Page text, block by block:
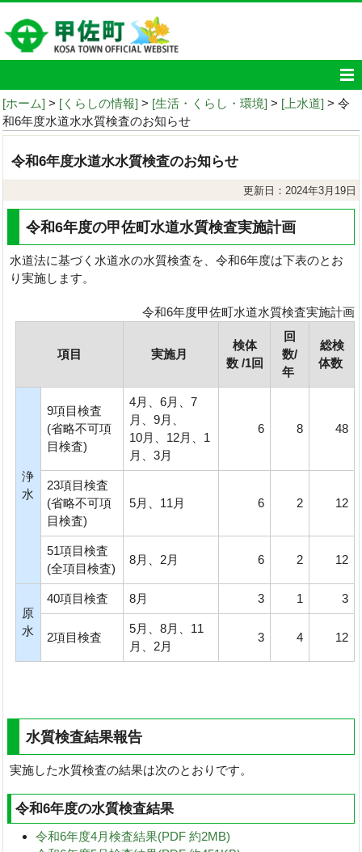
[ホーム] > [くらしの情報] > [生活・くらし・環境] > [上水道] > 令
和6年度水道水水質検査のお知らせ
令和6年度水道水水質検査のお知らせ
更新日：2024年3月19日
令和6年度の甲佐町水道水質検査実施計画
水道法に基づく水道水の水質検査を、令和6年度は下表のとお
り実施します。
令和6年度甲佐町水道水質検査実施計画
項目 実施月
検体
数 /1回
回
数/
年
総検
体数
浄
水
9項目検査
(省略不可項
目検査)
4月、6月、7
月、9月、
10月、12月、1
月、3月
6 8 48
23項目検査
(省略不可項
目検査)
5月、11月 6 2 12
51項目検査
(全項目検査)
8月、2月 6 2 12
原
水
40項目検査 8月 3 1 3
2項目検査
5月、8月、11
月、2月
3 4 12
水質検査結果報告
実施した水質検査の結果は次のとおりです。
令和6年度の水質検査結果
令和6年度4月検査結果(PDF 約2MB)